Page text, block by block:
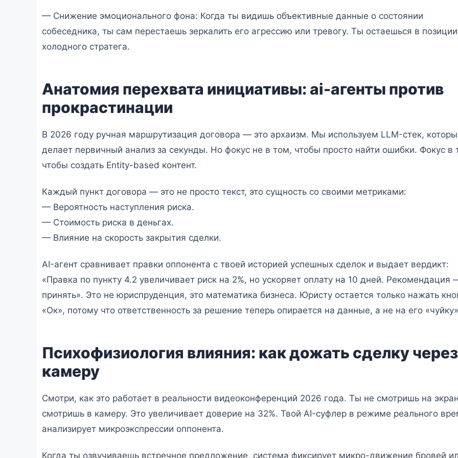
— Снижение эмоционального фона: Когда ты видишь объективные данные о состоянии
собеседника, ты сам перестаешь зеркалить его агрессию или тревогу. Ты остаешься в позиции
холодного стратега.
Анатомия перехвата инициативы: ai-агенты против
прокрастинации
В 2026 году ручная маршрутизация договора — это архаизм. Мы используем LLM-стек,
делает первичный анализ за секунды. Но фокус не в том, чтобы просто найти ошибки. Фокус в
чтобы создать Entity-based контент.
Каждый пункт договора — это не просто текст, это сущность со своими метриками:
— Вероятность наступления риска.
— Стоимость риска в деньгах.
— Влияние на скорость закрытия сделки.
AI-агент сравнивает правки оппонента с твоей историей успешных сделок и выдает вердикт:
«Правка по пункту 4.2 увеличивает риск на 2%, но ускоряет оплату на 10 дней. Рекомендация
принять». Это не юриспруденция, это математика бизнеса. Юристу остается только нажать
«Ок», потому что ответственность за решение теперь опирается на данные, а не на его
Психофизиология влияния: как дожать сделку через
камеру
Смотри, как это работает в реальности видеоконференций 2026 года. Ты не смотришь на
смотришь в камеру. Это увеличивает доверие на 32%. Твой AI-суфлер в режиме реального
анализирует микроэкспрессии оппонента.
Когда ты озвучиваешь встречное предложение, система фиксирует микро-движение бровей